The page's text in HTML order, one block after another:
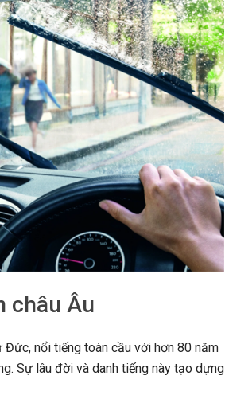
châu Âu
nổi tiếng toàn cầu với hơn 80 năm
Sự lâu đời và danh tiếng này tạo dựng